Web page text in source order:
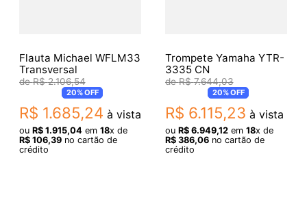
Flauta Michael WFLM33
Transversal
R$ 2.106,54
20%OFF
R$ 1.685,24 à vista
ou R$ 1.915,04em 18x de
R$ 106,39no cartão de
crédito
Trompete Yamaha YTR-
3335 CN
R$ 7.644,03
20%OFF
R$ 6.115,23 à vista
ou R$ 6.949,12em 18x de
R$ 386,06no cartão de
crédito